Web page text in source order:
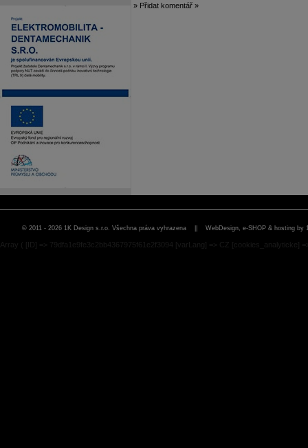
» Přidat komentář »
© 2011 - 2026 1K Design s.r.o. Všechna práva vyhrazena || WebDesign, e-SHOP & hosting by
Array ( [ID] => 79dfa1e9fe3c2bb4367975f61e2f3094 [varLang] => CZ [cookies_analyticke]